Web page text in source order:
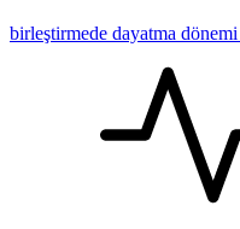
birleştirmede dayatma